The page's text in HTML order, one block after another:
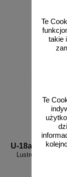
Te
takie
Te
U-18a
Lustro okrągłe